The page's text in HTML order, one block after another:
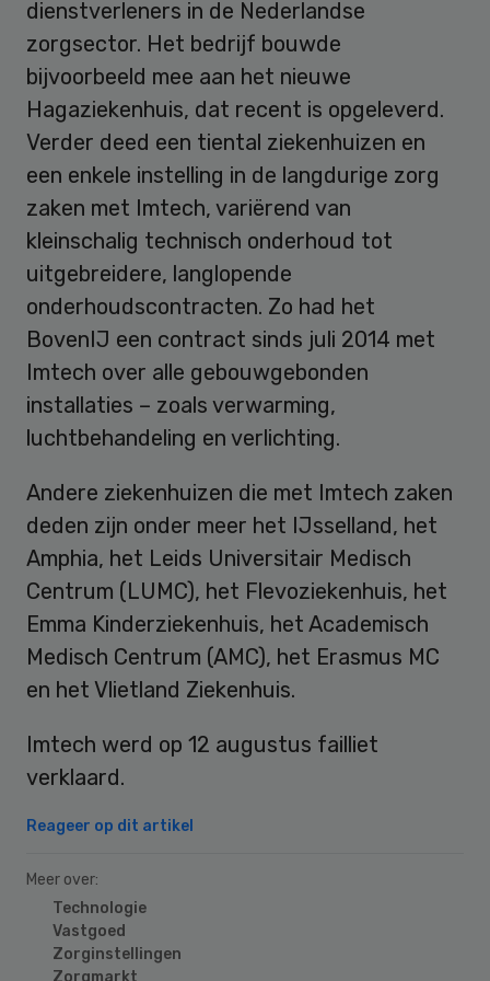
dienstverleners in de Nederlandse
zorgsector. Het bedrijf bouwde
bijvoorbeeld mee aan het nieuwe
Hagaziekenhuis, dat recent is opgeleverd.
Verder deed een tiental ziekenhuizen en
een enkele instelling in de langdurige zorg
zaken met Imtech, variërend van
kleinschalig technisch onderhoud tot
uitgebreidere, langlopende
onderhoudscontracten. Zo had het
BovenIJ een contract sinds juli 2014 met
Imtech over alle gebouwgebonden
installaties – zoals verwarming,
luchtbehandeling en verlichting.
Andere ziekenhuizen die met Imtech zaken
deden zijn onder meer het IJsselland, het
Amphia, het Leids Universitair Medisch
Centrum (LUMC), het Flevoziekenhuis, het
Emma Kinderziekenhuis, het Academisch
Medisch Centrum (AMC), het Erasmus MC
en het Vlietland Ziekenhuis.
Imtech werd op 12 augustus failliet
verklaard.
Reageer op dit artikel
Meer over:
Technologie
Vastgoed
Zorginstellingen
Zorgmarkt